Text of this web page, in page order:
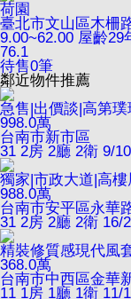
荷園
臺北市文山區木柵
9.00~62.00 屋齡29
76.1
待售0筆
鄰近物件推薦
急售|出價談|高第
998.0萬
台南市新市區
31 2房 2廳 2衛 9/10
獨家|市政大道|高
988.0萬
台南市安平區永華
31 2房 2廳 2衛 16/
精裝修質感現代風
368.0萬
台南市中西區金華
11 1房 1廳 1衛 11/